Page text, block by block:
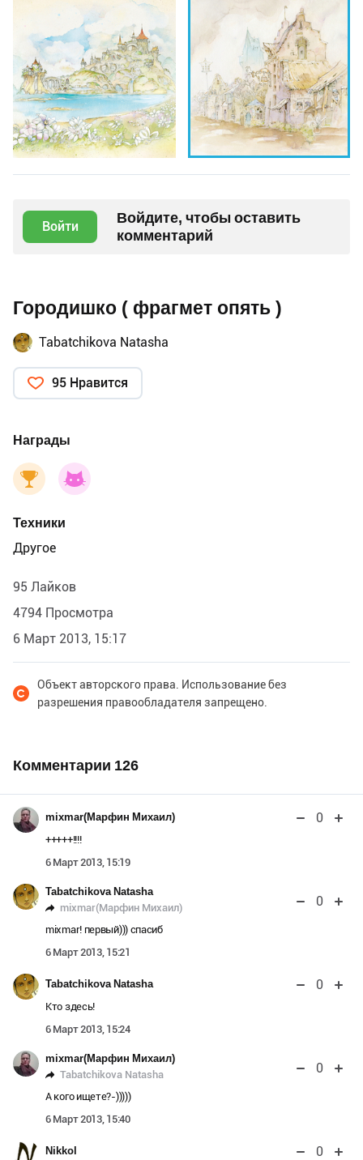
Войти
Войдите, чтобы оставить
комментарий
Городишко ( фрагмет опять )
Tabatchikova Natasha
95 Нравится
Награды
Техники
Другое
95 Лайков
4794 Просмотра
6 Март 2013, 15:17
Объект авторского права. Использование без
разрешения правообладателя запрещено.
Комментарии 126
mixmar(Марфин Михаил) 0
+++++!!!!
6 Март 2013, 15:19
Tabatchikova Natasha
mixmar(Марфин Михаил)
0
mixmar! первый))) спасиб
6 Март 2013, 15:21
Tabatchikova Natasha 0
Кто здесь!
6 Март 2013, 15:24
mixmar(Марфин Михаил)
Tabatchikova Natasha
0
А кого ищете?-)))))
6 Март 2013, 15:40
Nikkol 0